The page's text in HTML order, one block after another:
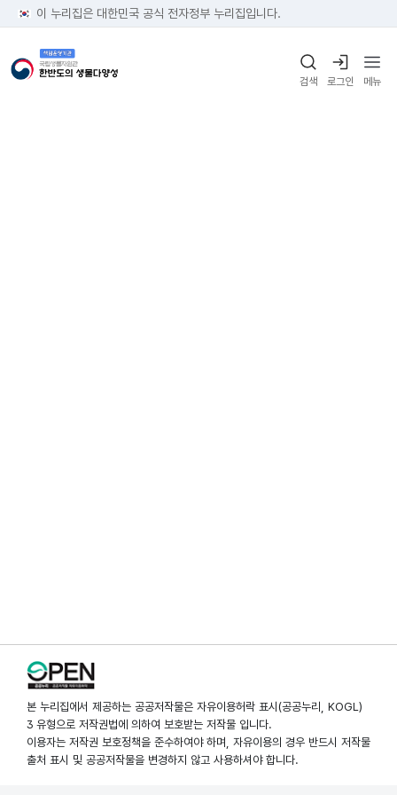
이 누리집은 대한민국 공식 전자정부 누리집입니다.
검색 로그인 메뉴
본 누리집에서 제공하는 공공저작물은 자유이용허락 표시(공공누리, KOGL)
3 유형으로 저작권법에 의하여 보호받는 저작물 입니다.
이용자는 저작권 보호정책을 준수하여야 하며, 자유이용의 경우 반드시 저작물
출처 표시 및 공공저작물을 변경하지 않고 사용하셔야 합니다.